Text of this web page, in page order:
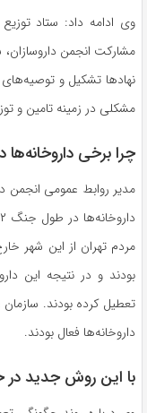
وی ادامه داد: ستاد
مشارکت انجمن
مشکلی در زمینه تامین و
چرا برخی داروخانه‌ها در جنگ ۱۲ روزه
مدیر روابط عمومی انجمن
مردم تهران از این شهر
بودند و در نتیجه این
داروخانه‌ها فعال بودند.
با این روش جدید در